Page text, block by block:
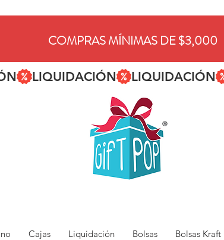
COMPRAS MÍNIMAS DE $3,000
Cajas Liquidación Bolsas Bolsas Kraft